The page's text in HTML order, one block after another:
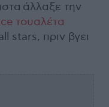
άλλαξε την
τουαλέτα
stars, πριν βγει